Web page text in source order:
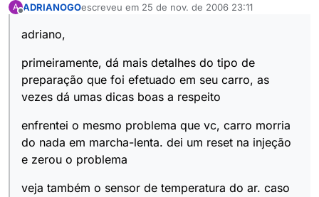
A ADRIANOGOescreveu em 25 de nov. de 2006 23:11
última edição por
adriano,
primeiramente, dá mais detalhes do tipo de
preparação que foi efetuado em seu carro, as
vezes dá umas dicas boas a respeito
enfrentei o mesmo problema que vc, carro morria
do nada em marcha-lenta. dei um reset na injeção
e zerou o problema
veja também o sensor de temperatura do ar. caso